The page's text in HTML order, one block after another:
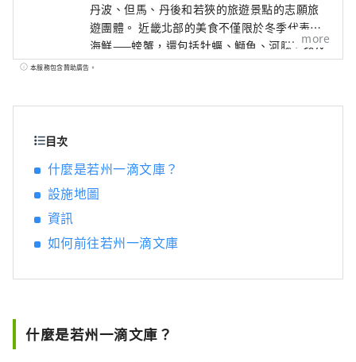
丹波、但馬、丹後和若狹的旅遊景點的志願旅
遊團體。 近畿北部的美食不僅限於冬季代表性
海鮮——螃蟹，還包括牡蠣、鰤魚、河豚，以及
夏季的美味，如海蛤、岩蠔、白魷魚。山區特
more
本服務包含贊助廣告。
目次
什麼是若州一滴文庫？
設施地圖
資訊
如何前往若州一滴文庫
什麼是若州一滴文庫？